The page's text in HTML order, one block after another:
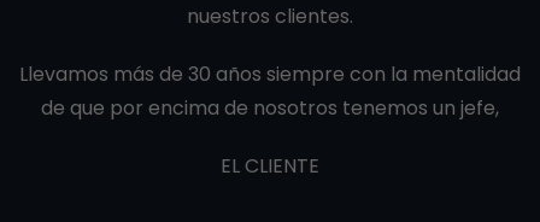
nuestros clientes.
Llevamos más de 30 años siempre con la mentalidad
de que por encima de nosotros tenemos un jefe,
EL CLIENTE